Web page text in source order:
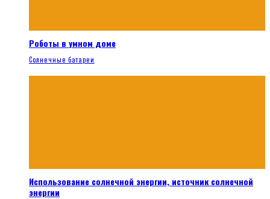
Роботы в умном доме
Солнечные батареи
Использование солнечной энергии, источник солнечной
энергии